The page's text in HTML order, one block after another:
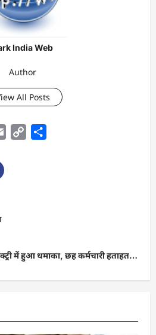
India Web
Author
All Posts
Email
Copy
में हुआ धमाका, छह कर्मचारी हताहत…